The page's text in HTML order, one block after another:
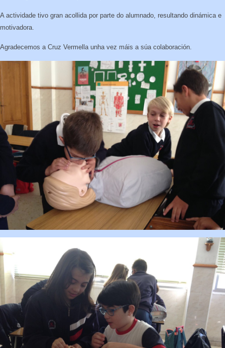
A actividade tivo gran acollida por parte do alumnado, resultando dinámica e
motivadora.
Agradecemos a Cruz Vermella unha vez máis a súa colaboración.